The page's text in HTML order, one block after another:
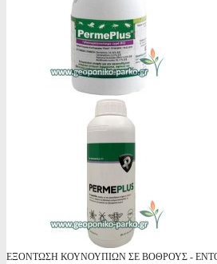
ΕΞΟΝΤΩΣΗ ΚΟΥΝΟΥΠΙΩΝ ΣΕ ΒΟΘΡΟΥΣ -